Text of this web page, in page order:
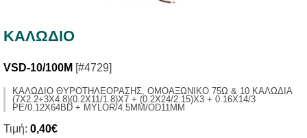
ΚΑΛΩΔΙΟ
VSD-10/100M [#4729]
ΚΑΛΩΔΙΟ ΘΥΡΟΤΗΛΕΟΡΑΣΗΣ, ΟΜΟΑΞΩΝΙΚΟ 75Ω & 10 ΚΑΛΩΔΙΑ
(7X2.2+3X4.8)(0.2X11/1.8)X7 + (0.2X24/2.15)X3 + 0.16X14/3
PE/0.12X64BD + MYLOR/4.5MM/OD11MM
Τιμή: 0,40€